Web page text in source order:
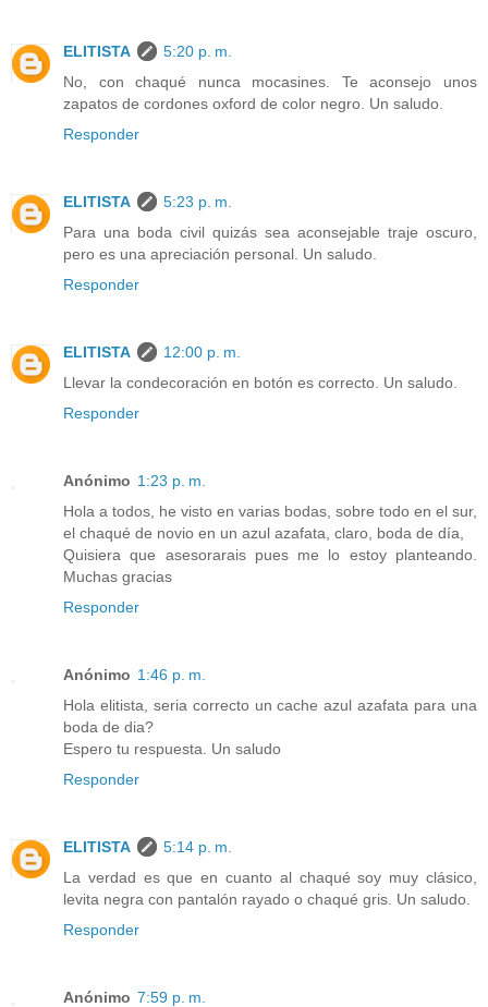
ELITISTA
5:20 p. m.
No, con chaqué nunca mocasines. Te aconsejo unos
zapatos de cordones oxford de color negro. Un saludo.
Responder
ELITISTA
5:23 p. m.
Para una boda civil quizás sea aconsejable traje oscuro,
pero es una apreciación personal. Un saludo.
Responder
ELITISTA
12:00 p. m.
Llevar la condecoración en botón es correcto. Un saludo.
Responder
Anónimo 1:23 p. m.
Hola a todos, he visto en varias bodas, sobre todo en el sur,
el chaqué de novio en un azul azafata, claro, boda de día,
Quisiera que asesorarais pues me lo estoy planteando.
Muchas gracias
Responder
Anónimo 1:46 p. m.
Hola elitista, seria correcto un cache azul azafata para una
boda de dia?
Espero tu respuesta. Un saludo
Responder
ELITISTA
5:14 p. m.
La verdad es que en cuanto al chaqué soy muy clásico,
levita negra con pantalón rayado o chaqué gris. Un saludo.
Responder
Anónimo 7:59 p. m.